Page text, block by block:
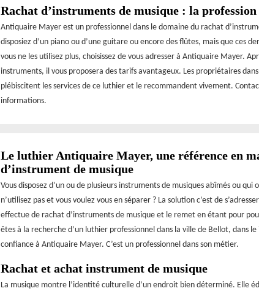
Rachat d’instruments de musique : la
Antiquaire Mayer est un professionnel dans le domaine du rachat
disposiez d’un piano ou d’une guitare ou encore des flûtes, mais que ces
vous ne les utilisez plus, choisissez de vous adresser à Antiquaire Mayer.
instruments, il vous proposera des tarifs avantageux. Les propriétaires
plébiscitent les services de ce luthier et le recommandent vivement.
informations.
Le luthier Antiquaire Mayer, une référence en
d’instrument de musique
Vous disposez d’un ou de plusieurs instruments de musiques abîmés ou qui
n’utilisez pas et vous voulez vous en séparer ? La solution c’est de
effectue de rachat d’instruments de musique et le remet en étant pour
êtes à la recherche d’un luthier professionnel dans la ville de Bellot, dans
confiance à Antiquaire Mayer. C’est un professionnel dans son métier.
Rachat et achat instrument de musique
La musique montre l’identité culturelle d’un endroit bien déterminé. Elle